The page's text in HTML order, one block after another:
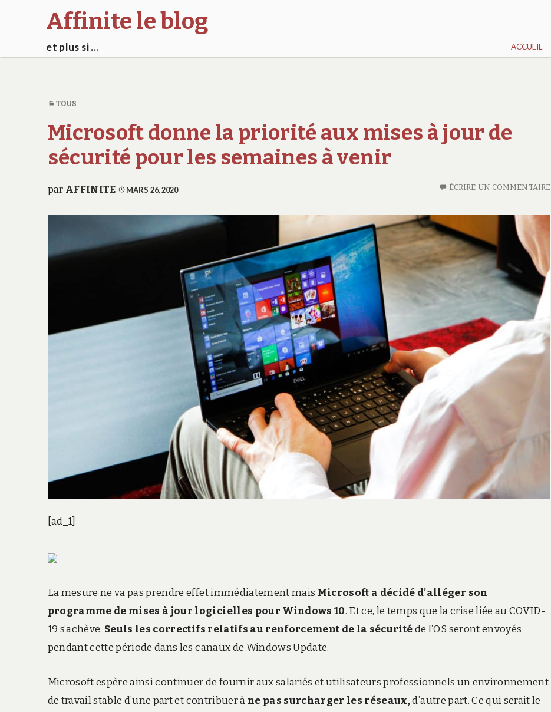
Affinite le blog
et plus si … ACCUEIL
TOUS
Microsoft donne la priorité aux mises à jour de
sécurité pour les semaines à venir
par AFFINITE MARS 26, 2020 ÉCRIRE UN COMMENTAIRE
[ad_1]
La mesure ne va pas prendre effet immédiatement mais Microsoft a décidé d’alléger son
programme de mises à jour logicielles pour Windows 10. Et ce, le temps que la crise liée au COVID-
19 s’achève. Seuls les correctifs relatifs au renforcement de la sécuritéde l’OS seront envoyés
pendant cette période dans les canaux de Windows Update.
Microsoft espère ainsi continuer de fournir aux salariés et utilisateurs professionnels un environnement
de travail stable d’une part et contribuer à ne pas surcharger les réseaux,d’autre part. Ce qui serait le